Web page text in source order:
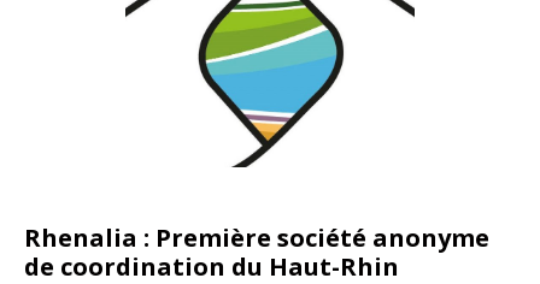
Rhenalia : Première société anonyme
de coordination du Haut-Rhin